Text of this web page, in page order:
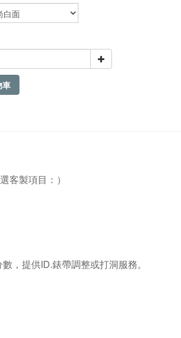
車
客製項目：）
，提供ID.錶帶調整或打洞服務。